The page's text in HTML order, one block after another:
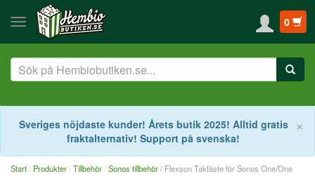
0
×
Sveriges nöjdaste kunder! Årets butik 2025! Alltid gratis
fraktalternativ! Support på svenska!
Start Produkter Tillbehör Sonos tillbehör/ Flexson Takfäste för Sonos One/One